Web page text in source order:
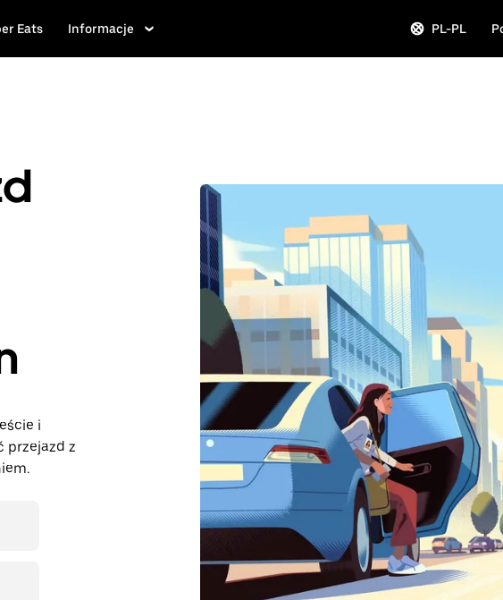
Eats Informacje PL-PL
i
przejazd z